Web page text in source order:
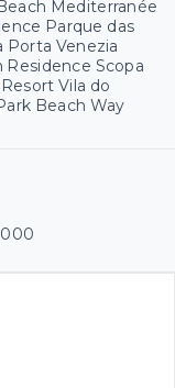
Mediterranée
Parque das
Porta Venezia
Scopa
Vila do
Beach Way